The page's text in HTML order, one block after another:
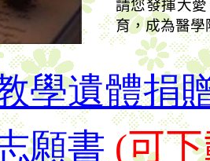
請您發揮大
育，成為醫學
學遺體捐
願書 (可